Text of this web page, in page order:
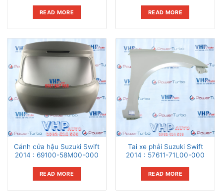
READ MORE READ MORE
Cánh cửa hậu Suzuki Swift
2014 : 69100-58M00-000
READ MORE
Tai xe phải Suzuki Swift
2014 : 57611-71L00-000
READ MORE